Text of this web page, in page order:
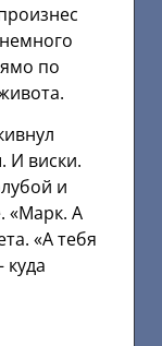
по
И виски.
и
«Марк. А
«А тебя
куда